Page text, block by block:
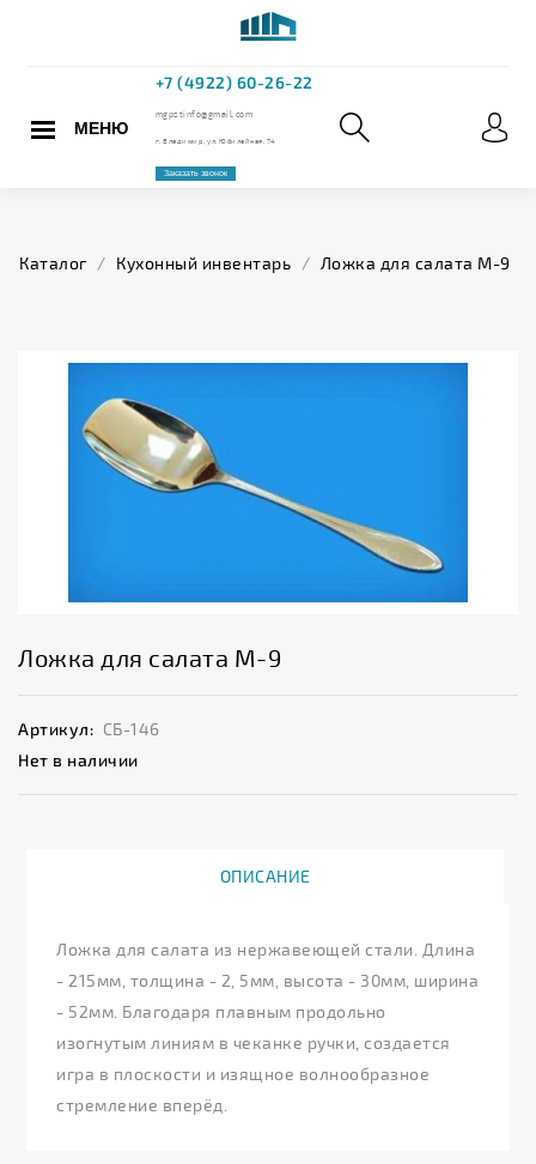
МЕНЮ
Каталог / Кухонный инвентарь / Ложка для салата М-9
Ложка для салата М-9
Артикул: СБ-146
Нет в наличии
ОПИСАНИЕ
Ложка для салата из нержавеющей стали. Длина
- 215мм, толщина - 2, 5мм, высота - 30мм, ширина
- 52мм. Благодаря плавным продольно
изогнутым линиям в чеканке ручки, создается
игра в плоскости и изящное волнообразное
стремление вперёд.